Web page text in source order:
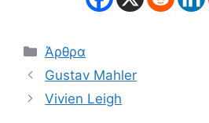
Κατηγορίες
Άρθρα
Gustav Mahler
Vivien Leigh